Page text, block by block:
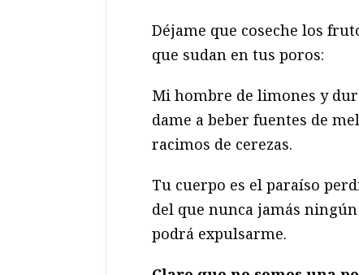
Déjame que coseche los
que sudan en tus poros:
Mi hombre de limones y
dame a beber fuentes de
racimos de cerezas.
Tu cuerpo es el paraíso
del que nunca jamás
podrá expulsarme.